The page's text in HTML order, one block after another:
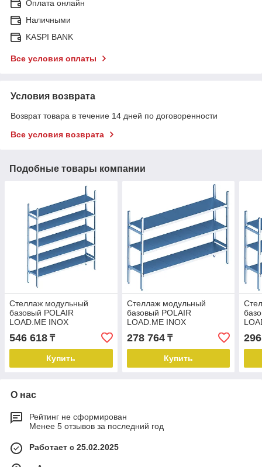
Оплата онлайн
Наличными
KASPI BANK
Все условия оплаты
Условия возврата
Возврат товара в течение 14 дней по договоренности
Все условия возврата
Подобные товары компании
Стеллаж модульный
базовый POLAIR
LOAD.ME INOX
18AL.5IN50.13B
546 618 ₸
Купить
Стеллаж модульный
базовый POLAIR
LOAD.ME INOX
18AL.3IN50.09B
278 764₸
Купить
О нас
Рейтинг не сформирован
Менее 5 отзывов за последний год
Работает с 25.02.2025